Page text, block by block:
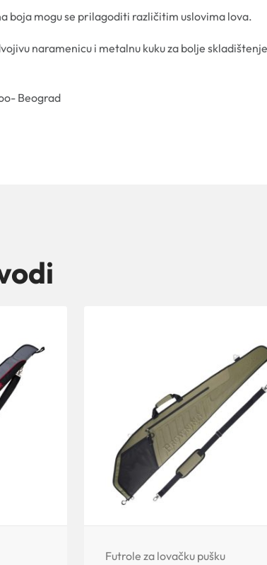
boja mogu se prilagoditi različitim uslovima lova.
naramenicu i metalnu kuku za bolje
Beograd
Futrole za lovačku pušku